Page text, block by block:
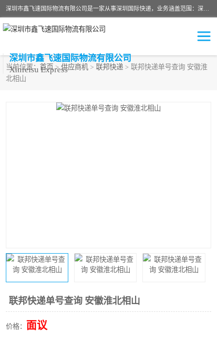
深圳市鑫飞速国际物流有限公司是一家从事深圳国际快递，业务涵盖范围：深圳DHL国际快递、深圳国际快递公司、深圳国际物流公司、深圳国际快递、深圳DHL国际快递电话可拨打全国服务热线：15019287411。欢迎各位亲来人来电到我司洽谈合作。
深圳市鑫飞速国际物流有限公司
Xinfeisu Express
当前位置：首页>供应商机 > 联邦快递 > 联邦快递单号查询 安徽淮
北相山
联邦快递单号查询 安徽淮北相山
价格： 面议
联邦快递
巴西快递